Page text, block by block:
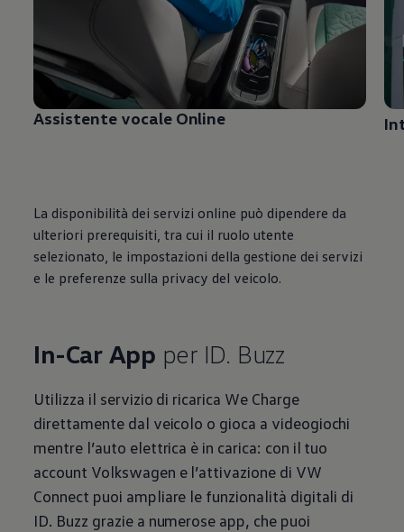
Assistente vocale Online
La disponibilità dei servizi online può dipendere da
ulteriori prerequisiti, tra cui il ruolo utente
selezionato, le impostazioni della gestione dei servizi
e le preferenze sulla privacy del veicolo.
In-Car App per ID. Buzz
Utilizza il servizio di ricarica We Charge
direttamente dal veicolo o gioca a videogiochi
mentre l’auto elettrica è in carica: con il tuo
account Volkswagen e l’attivazione di VW
Connect puoi ampliare le funzionalità digitali di
ID. Buzz grazie a numerose app, che puoi